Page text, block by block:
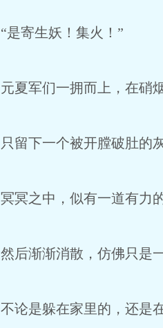
“是寄生妖！集火！”
元夏军们一拥而上，在硝
只留下一个被开膛破肚的
冥冥之中，似有一道有力
然后渐渐消散，仿佛只是
不论是躲在家里的，还是